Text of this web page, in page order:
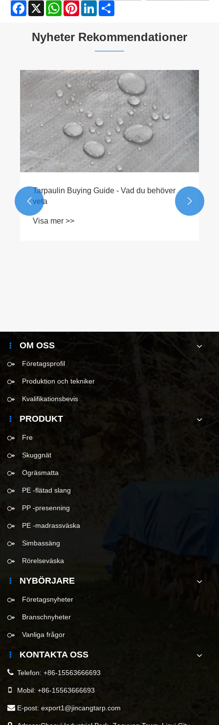
Facebook
X WhatsAppPinterestLinkedIn
Nyheter Rekommendationer
Tarpaulin Buying Guide - Vad du behöver
veta
Visa mer >>
 
OM OSS
Företagsprofil
Produktion och tekniker
Kvalifikationsbevis
PRODUKT
Fre
Skuggnät
Ogräsmatta
PE -flätad slang
PP -presenning
PE -madrassväska
Simbassäng
Rörelseväska
NYBÖRJARE
Företagsnyheter
Branschnyheter
Vanliga frågor
KONTAKTA OSS
Telefon: +86-15563666693
Mobil: +86-15563666693
E-post: export1@jincangtarp.com